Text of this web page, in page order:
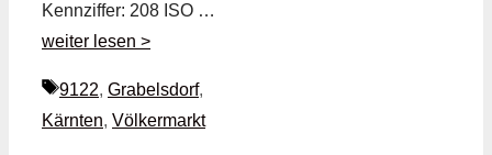
Kennziffer: 208 ISO …
weiter lesen >
Schlagwörter
9122, Grabelsdorf,
Kärnten, Völkermarkt